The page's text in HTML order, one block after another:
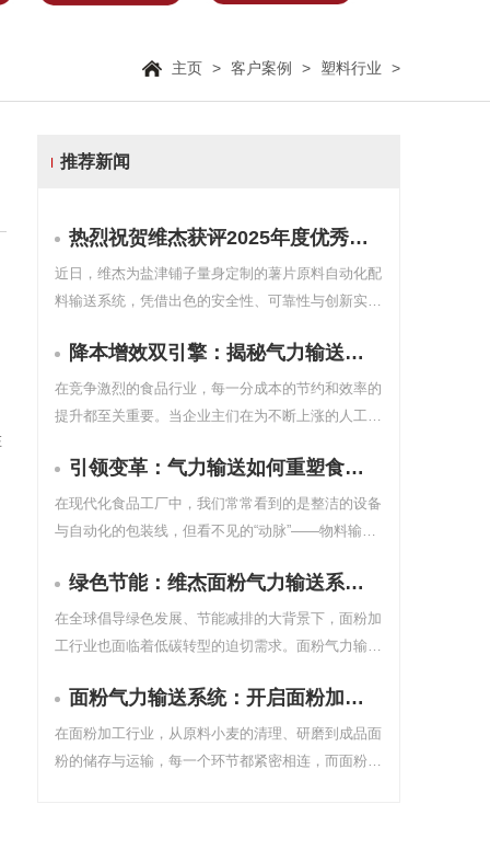
主页 > 客户案例 > 塑料行业 >
推荐新闻
热烈祝贺维杰获评2025年度优秀安全供应商，荣膺“安全合作伙伴最佳实践奖”
近日，维杰为盐津铺子量身定制的薯片原料自动化配
料输送系统，凭借出色的安全性、可靠性与创新实
“安全合作伙伴最佳实践奖” 。这不仅是一份荣誉，更
是客户对我们技术实力、项目交付与服务品质的高度
认可。
降本增效双引擎：揭秘气力输送的经济账
在竞争激烈的食品行业，每一分成本的节约和效率的
提升都至关重要。当企业主们在为不断上涨的人工成
力输送系统提供了一份令人惊喜的“经济答卷”。
引领变革：气力输送如何重塑食品生产的“血脉”
在现代化食品工厂中，我们常常看到的是整洁的设备
与自动化的包装线，但看不见的“动脉”——物料输送
投料、机械输送方式正逐渐被一种更高效、更洁净的
技术所取代：气力输送。
绿色节能：维杰面粉气力输送系统引领行业低碳转型
在全球倡导绿色发展、节能减排的大背景下，面粉加
工行业也面临着低碳转型的迫切需求。面粉气力输送
性能直接影响着企业的生产成本和环境影响。维杰自
动化推出的面粉气力输送系统，以绿色节能为核心理
念，为面粉加工行业的低碳转型提供了有力支持。
面粉气力输送系统：开启面粉加工的智能高效新时代
在面粉加工行业，从原料小麦的清理、研磨到成品面
粉的储存与运输，每一个环节都紧密相连，而面粉的